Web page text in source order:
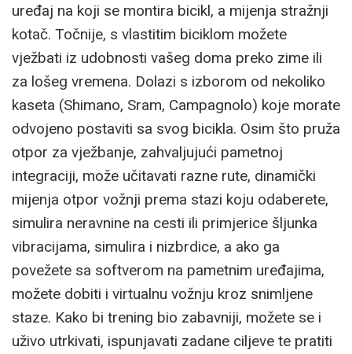
uređaj na koji se montira bicikl, a mijenja stražnji
kotač. Točnije, s vlastitim biciklom možete
vježbati iz udobnosti vašeg doma preko zime ili
za lošeg vremena. Dolazi s izborom od nekoliko
kaseta (Shimano, Sram, Campagnolo) koje morate
odvojeno postaviti sa svog bicikla. Osim što pruža
otpor za vježbanje, zahvaljujući pametnoj
integraciji, može učitavati razne rute, dinamički
mijenja otpor vožnji prema stazi koju odaberete,
simulira neravnine na cesti ili primjerice šljunka
vibracijama, simulira i nizbrdice, a ako ga
povežete sa softverom na pametnim uređajima,
možete dobiti i virtualnu vožnju kroz snimljene
staze. Kako bi trening bio zabavniji, možete se i
uživo utrkivati, ispunjavati zadane ciljeve te pratiti